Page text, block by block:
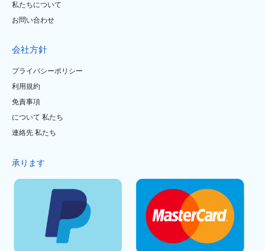
私たちについて
お問い合わせ
会社方針
プライバシーポリシー
利用規約
免責事項
について 私たち
連絡先 私たち
承ります